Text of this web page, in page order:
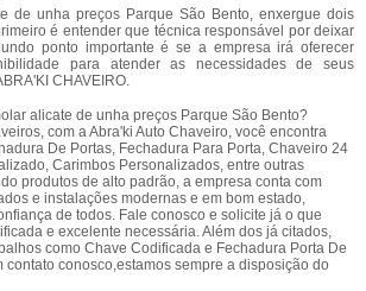
de unha preços Parque São Bento, enxergue dois
é entender que técnica responsável por deixar
ponto importante é se a empresa irá oferecer
para atender as necessidades de seus
CHAVEIRO.
alicate de unha preços Parque São Bento?
com a Abra'ki Auto Chaveiro, você encontra
De Portas, Fechadura Para Porta, Chaveiro 24
Carimbos Personalizados, entre outras
produtos de alto padrão, a empresa conta com
e instalações modernas e em bom estado,
de todos. Fale conosco e solicite já o que
e excelente necessária. Além dos já citados,
como Chave Codificada e Fechadura Porta De
contato conosco,estamos sempre a disposição do